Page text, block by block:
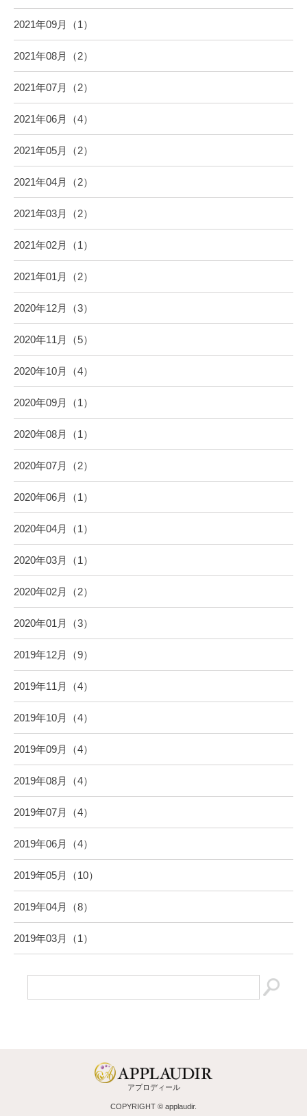
2021年09月（1）
2021年08月（2）
2021年07月（2）
2021年06月（4）
2021年05月（2）
2021年04月（2）
2021年03月（2）
2021年02月（1）
2021年01月（2）
2020年12月（3）
2020年11月（5）
2020年10月（4）
2020年09月（1）
2020年08月（1）
2020年07月（2）
2020年06月（1）
2020年04月（1）
2020年03月（1）
2020年02月（2）
2020年01月（3）
2019年12月（9）
2019年11月（4）
2019年10月（4）
2019年09月（4）
2019年08月（4）
2019年07月（4）
2019年06月（4）
2019年05月（10）
2019年04月（8）
2019年03月（1）
アプロディール
COPYRIGHT © applaudir.